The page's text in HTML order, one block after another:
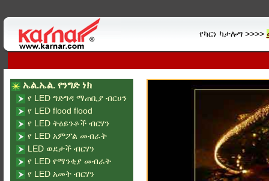
የካርነ ካታሎግ >>>>
ኤል.ኤል. የንግድ ነክ
የ LED ግድግዳ ማጠቢያ ብርሀን
የ LED flood flood
የ LED ትዕይንቶች ብርሃን
የ LED አምፖል መብራት
LED ወደታች ብርሃን
የ LED የማንቂያ መብራት
የ LED አመት ብርሃን